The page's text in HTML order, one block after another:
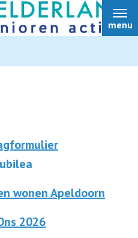
menu
wonen Apeldoorn
2026